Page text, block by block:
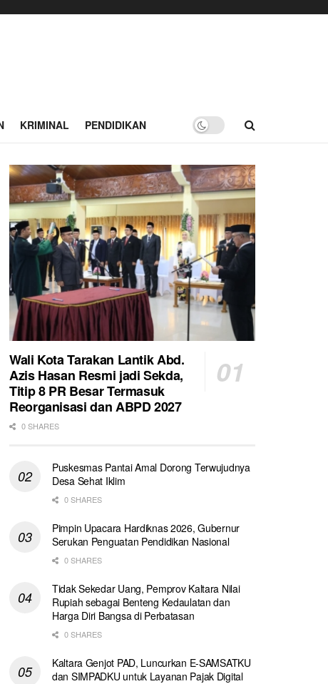
KRIMINAL PENDIDIKAN
Wali Kota Tarakan Lantik Abd.
Azis Hasan Resmi jadi Sekda,
Titip 8 PR Besar Termasuk
Reorganisasi dan ABPD 2027
0 SHARES
Puskesmas Pantai Amal Dorong Terwujudnya
Desa Sehat Iklim
0 SHARES
Pimpin Upacara Hardiknas 2026, Gubernur
Serukan Penguatan Pendidikan Nasional
0 SHARES
Tidak Sekedar Uang, Pemprov Kaltara Nilai
Rupiah sebagai Benteng Kedaulatan dan
Harga Diri Bangsa di Perbatasan
0 SHARES
Kaltara Genjot PAD, Luncurkan E-SAMSATKU
dan SIMPADKU untuk Layanan Pajak Digital